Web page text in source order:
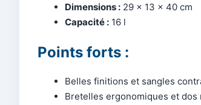
Dimensions : 29 x 13 x 40 cm
Capacité : 16 l
Points forts :
Belles finitions et sangles
Bretelles ergonomiques et dos